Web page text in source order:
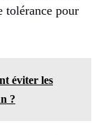
tolérance pour
éviter les
?